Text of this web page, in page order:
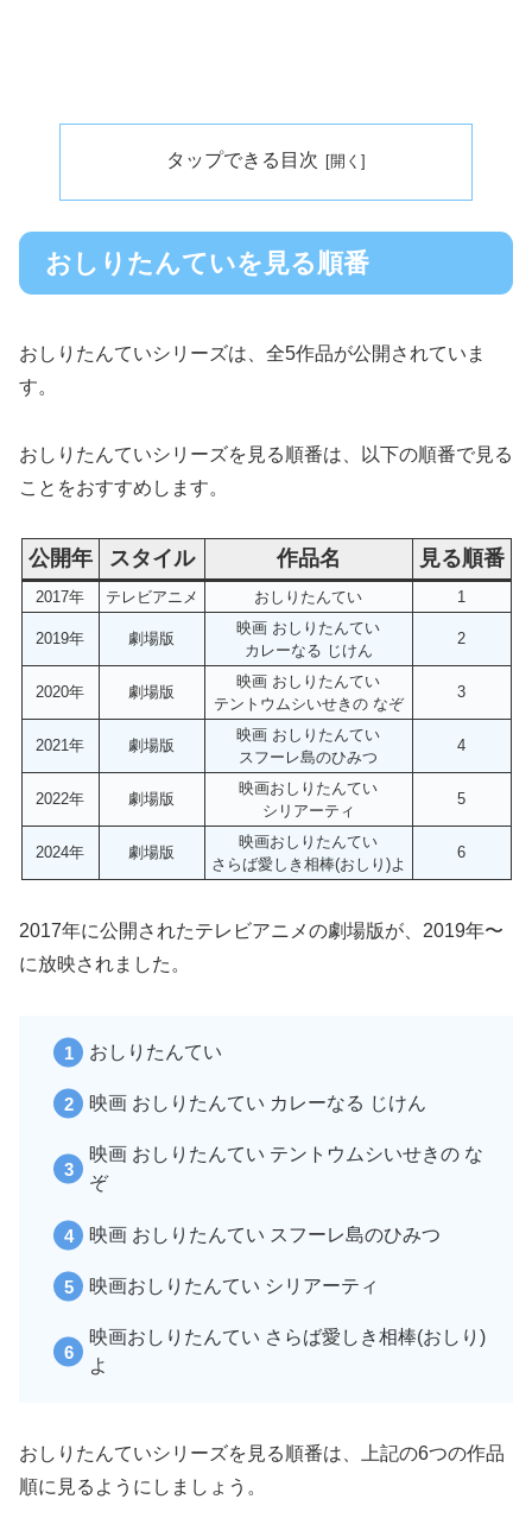
タップできる目次
おしりたんていを見る順番
おしりたんていシリーズは、全5作品が公開されていま
す。
おしりたんていシリーズを見る順番は、以下の順番で見る
ことをおすすめします。
公開年 スタイル 作品名 見る順番
2017年 テレビアニメ おしりたんてい 1
2019年 劇場版
映画 おしりたんてい
カレーなる じけん
2
2020年 劇場版
映画 おしりたんてい
テントウムシいせきの なぞ
3
2021年 劇場版
映画 おしりたんてい
スフーレ島のひみつ
4
2022年 劇場版
映画おしりたんてい
シリアーティ
5
2024年 劇場版
映画おしりたんてい
さらば愛しき相棒(おしり)よ
6
2017年に公開されたテレビアニメの劇場版が、2019年〜
に放映されました。
おしりたんてい
映画 おしりたんてい カレーなる じけん
映画 おしりたんてい テントウムシいせきの な
ぞ
映画 おしりたんてい スフーレ島のひみつ
映画おしりたんてい シリアーティ
映画おしりたんてい さらば愛しき相棒(おしり)
よ
おしりたんていシリーズを見る順番は、上記の6つの作品
順に見るようにしましょう。